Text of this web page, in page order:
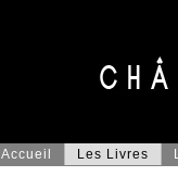
Accueil Les Livres